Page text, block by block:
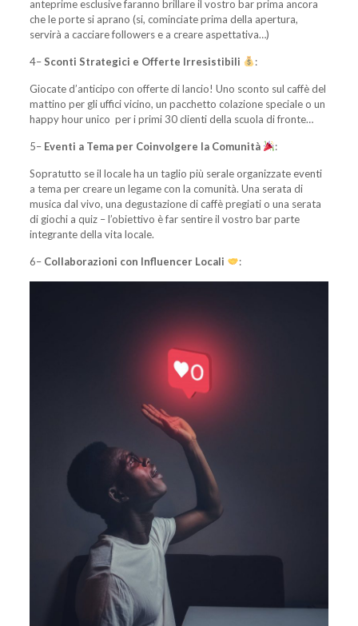
anteprime esclusive faranno brillare il vostro bar prima ancora
che le porte si aprano (si, cominciate prima della apertura,
servirà a cacciare followers e a creare aspettativa…)
4–Sconti Strategici e Offerte Irresistibili :
Giocate d’anticipo con offerte di lancio! Uno sconto sul caffè del
mattino per gli uffici vicino, un pacchetto colazione speciale o un
happy hour unico per i primi 30 clienti della scuola di fronte…
5–Eventi a Tema per Coinvolgere la Comunità :
Sopratutto se il locale ha un taglio più serale organizzate eventi
a tema per creare un legame con la comunità. Una serata di
musica dal vivo, una degustazione di caffè pregiati o una serata
di giochi a quiz – l’obiettivo è far sentire il vostro bar parte
integrante della vita locale.
6– Collaborazioni con Influencer Locali :